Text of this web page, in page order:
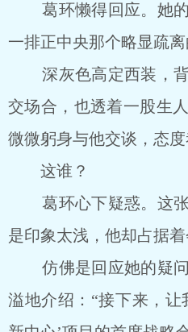
葛环懒得回应。她的
一排正中央那个略显疏离
深灰色高定西装，背
交场合，也透着一股生
微微躬身与他交谈，态度
这谁？
葛环心下疑惑。这张
是印象太浅，他却占据着
仿佛是回应她的疑问
溢地介绍：“接下来，让